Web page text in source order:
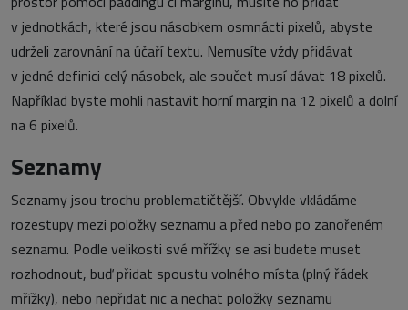
v jednotkách, které jsou násobkem osmnácti pixelů, abyste
udrželi zarovnání na účaří textu. Nemusíte vždy přidávat
v jedné definici celý násobek, ale součet musí dávat 18 pixelů.
Například byste mohli nastavit horní margin na 12 pixelů a dolní
na 6 pixelů.
Seznamy
Seznamy jsou trochu problematičtější. Obvykle vkládáme
rozestupy mezi položky seznamu a před nebo po zanořeném
seznamu. Podle velikosti své mřížky se asi budete muset
rozhodnout, buď přidat spoustu volného místa (plný řádek
mřížky), nebo nepřidat nic a nechat položky seznamu